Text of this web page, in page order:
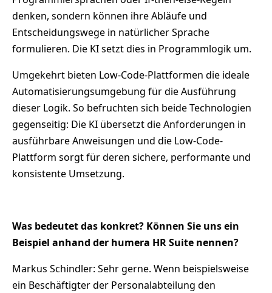
denken, sondern können ihre Abläufe und
Entscheidungswege in natürlicher Sprache
formulieren. Die KI setzt dies in Programmlogik um.
Umgekehrt bieten Low-Code-Plattformen die ideale
Automatisierungsumgebung für die Ausführung
dieser Logik. So befruchten sich beide Technologien
gegenseitig: Die KI übersetzt die Anforderungen in
ausführbare Anweisungen und die Low-Code-
Plattform sorgt für deren sichere, performante und
konsistente Umsetzung.
Was bedeutet das konkret? Können Sie uns ein
Beispiel anhand der humera HR Suite nennen?
Markus Schindler: Sehr gerne. Wenn beispielsweise
ein Beschäftigter der Personalabteilung den